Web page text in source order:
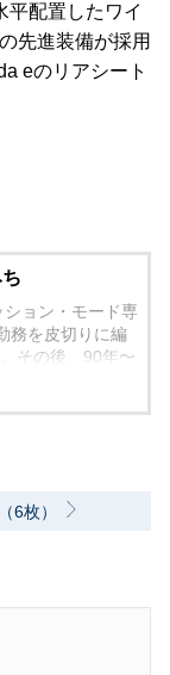
平配置したワイ
先進装備が採用
eのリアシート
ョン・モード専
務を皮切りに編
その後、90年〜
ンド社の自動車
6枚）